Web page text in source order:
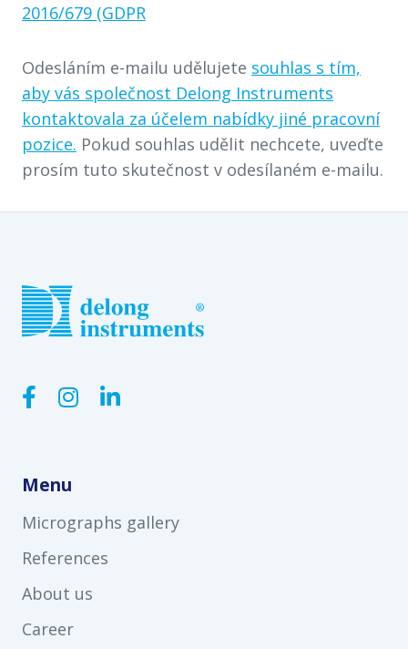
2016/679 (GDPR
Odesláním e-mailu udělujete souhlas s tím,
aby vás společnost Delong Instruments
kontaktovala za účelem nabídky jiné pracovní
pozice. Pokud souhlas udělit nechcete, uveďte
prosím tuto skutečnost v odesílaném e-mailu.
  
Menu
Micrographs gallery
References
About us
Career